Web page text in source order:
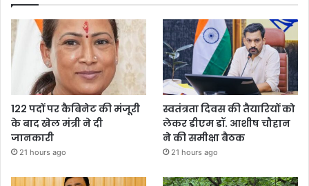
122 पदों पर कैबिनेट की मंजूरी
के बाद खेल मंत्री ने दी
जानकारी
21 hours ago
स्वतंत्रता दिवस की तैयारियों को
लेकर डीएम डॉ. आशीष चौहान
ने की समीक्षा बैठक
21 hours ago